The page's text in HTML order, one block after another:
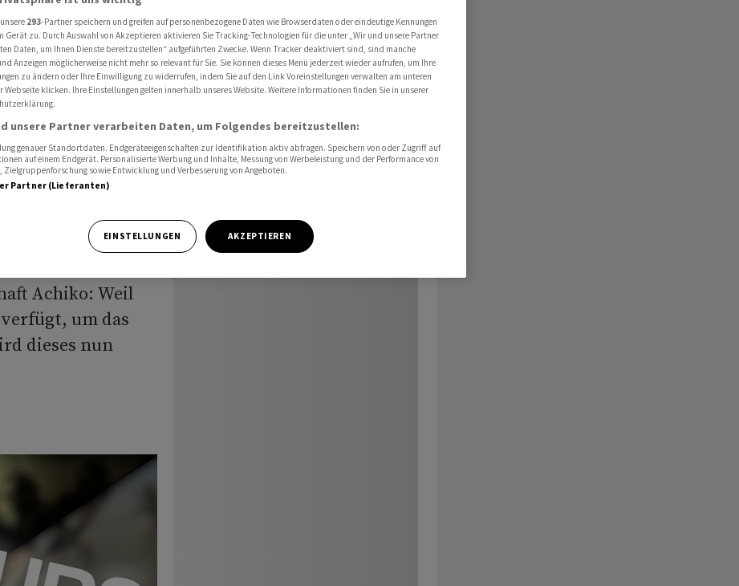
Aktiven eingestellt
an der
Achiko: Weil
um das
dieses nun
293-Partner speichern und greifen auf personenbezogene Daten wie Browserdaten oder eindeutige Kennungen
Gerät zu. Durch Auswahl von Akzeptieren aktivieren Sie Tracking-Technologien für die unter „Wir und unsere Partner
Daten, um Ihnen Dienste bereitzustellen“ aufgeführten Zwecke. Wenn Tracker deaktiviert sind, sind manche
Anzeigen möglicherweise nicht mehr so relevant für Sie. Sie können dieses Menü jederzeit wieder aufrufen, um Ihre
zu ändern oder Ihre Einwilligung zu widerrufen, indem Sie auf den Link Voreinstellungen verwalten am unteren
Webseite klicken. Ihre Einstellungen gelten innerhalb unseres Website. Weitere Informationen finden Sie in unserer
unsere Partner verarbeiten Daten, um Folgendes bereitzustellen:
genauer Standortdaten. Endgeräteeigenschaften zur Identifikation aktiv abfragen. Speichern von oder Zugriff auf
auf einem Endgerät. Personalisierte Werbung und Inhalte, Messung von Werbeleistung und der Performance von
Zielgruppenforschung sowie Entwicklung und Verbesserung von Angeboten.
Partner (Lieferanten)
EINSTELLUNGEN AKZEPTIEREN